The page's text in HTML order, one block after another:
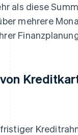
als diese
mehrere